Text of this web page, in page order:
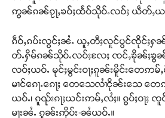
ဢွၼ်ၵၼ်ၵႂႃႇၶဝ်ႈထႅဝ်သိုဝ်ႉလဝ်ႈ ယဵတ်ႇယ
ၵဵဝ်ႇၵပ်းလွင်ႈၼႆႉ ယူႇတီႈလူင်ပွင်ၸိုင်ႈႁၼ်
တ်ႉႁိမ်ၵၼ်သိုဝ်ႉလဝ်ႈလႄႈ ၸင်ႇၶိုၼ်ႈၶွၼ်
လဝ်ႈယဝ်ႉ မုင်ႈမွင်းဝႃႈၵူၼ်းမိူင်းတေဢမ်
မၢင်ၵေႃႉၵေႃႈ တေသေလၢႆငိုၼ်းသေ
ယဝ်ႉ၊ ၵူၺ်းၵႃႈယင်းဢမ်ႇလႆႈ။ ၵွပ်ႈဝႃႈ
မႃးၼႆႉ ၵူၼ်းဢိုပ်း-ၼႆယဝ်ႉ။